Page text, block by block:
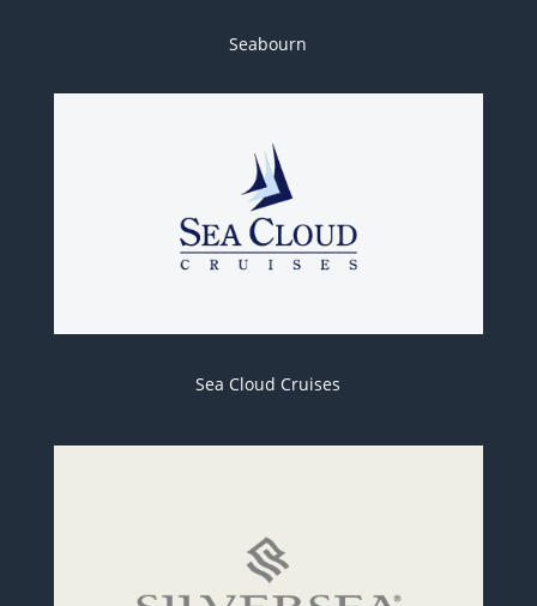
Seabourn
Sea Cloud Cruises